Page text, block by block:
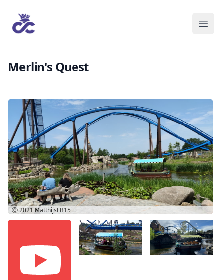
Merlin's Quest
Ⓒ 2021 MatthijsFB15